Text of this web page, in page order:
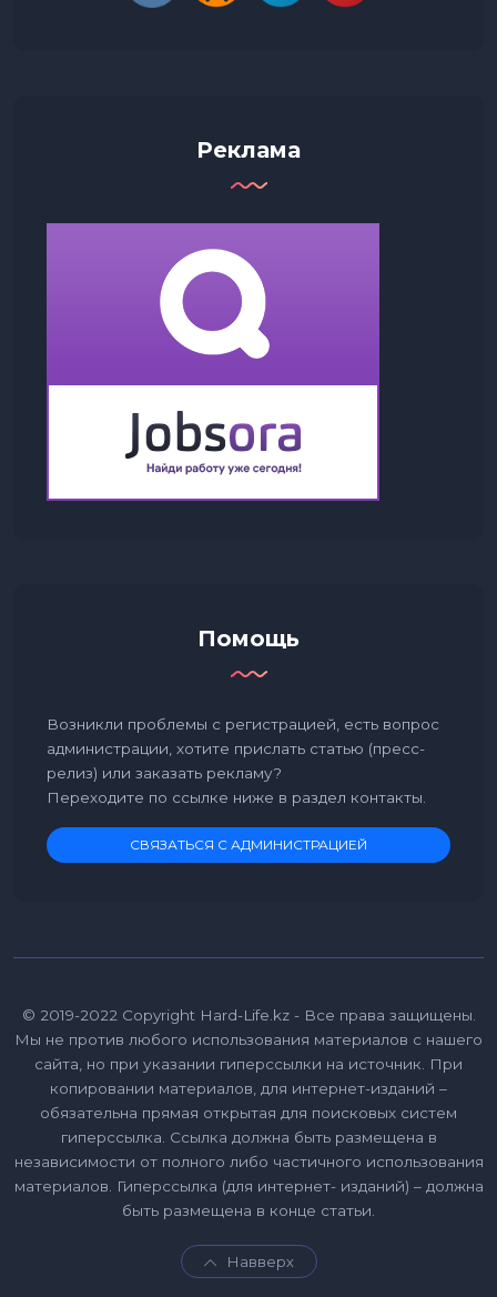
Реклама
Помощь
Возникли проблемы с регистрацией, есть вопрос
администрации, хотите прислать статью (пресс-
релиз) или заказать рекламу?
Переходите по ссылке ниже в раздел контакты.
СВЯЗАТЬСЯ С АДМИНИСТРАЦИЕЙ
© 2019-2022 Copyright Hard-Life.kz - Все права защищены.
Мы не против любого использования материалов с нашего
сайта, но при указании гиперссылки на источник. При
копировании материалов, для интернет-изданий –
обязательна прямая открытая для поисковых систем
гиперссылка. Ссылка должна быть размещена в
независимости от полного либо частичного использования
материалов. Гиперссылка (для интернет- изданий) – должна
быть размещена в конце статьи.
Навверх